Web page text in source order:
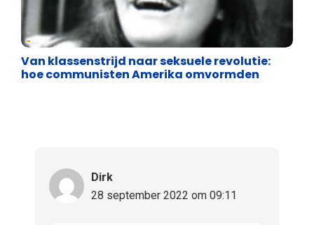
Uncategorized
Van klassenstrijd naar seksuele revolutie:
hoe communisten Amerika omvormden
Dirk
28 september 2022 om 09:11